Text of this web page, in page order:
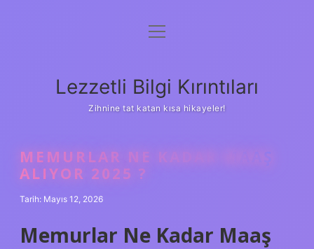
Anasayfa
Yasal Uyarı
menüyü
Lezzetli Bilgi Kırıntıları
Zihnine tat katan kısa hikayeler!
MEMURLAR NE KADAR MAAŞ
ALIYOR 2025 ?
Tarih: Mayıs 12, 2026
Memurlar Ne Kadar Maaş